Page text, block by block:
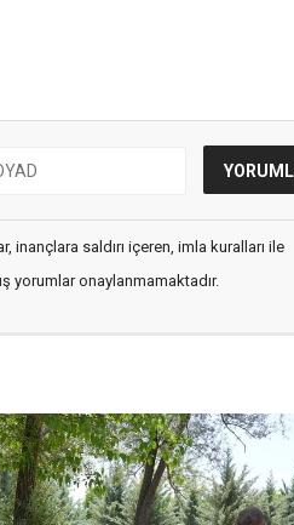
saldırı içeren, imla kuralları ile
yorumlar onaylanmamaktadır.